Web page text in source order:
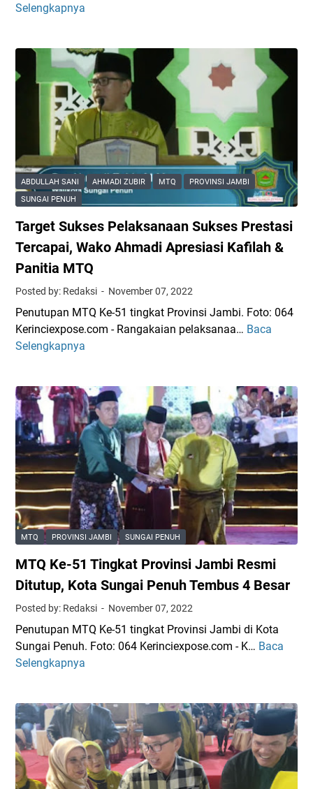
n
u
s
d
r
P
e
m
k
o
S
u
n
g
e
n
u
Selengkapnya
A
p
e
i
s
i
,
W
a
k
o
A
h
m
S
e
r
h
k
a
n
B
o
n
u
K
a
f
h
B
e
r
p
ABDULLAH SANI AHMADI ZUBIR MTQ
PROVINSI JAMBI
SUNGAI PENUH
Target Sukses Pelaksanaan Sukses Prestasi
Tercapai, Wako Ahmadi Apresiasi Kafilah &
Panitia MTQ
Posted by: Redaksi November 07, 2022
Penutupan MTQ Ke-51 tingkat Provinsi Jambi. Foto: 064
Kerinciexpose.com - Rangakaian pelaksanaa… Baca
Selengkapnya
T
e
t
S
k
s
e
s
P
e
a
s
a
n
S
u
k
s
e
MTQ PROVINSI JAMBI SUNGAI PENUH
MTQ Ke-51 Tingkat Provinsi Jambi Resmi
Ditutup, Kota Sungai Penuh Tembus 4 Besar
Posted by: Redaksi November 07, 2022
Penutupan MTQ Ke-51 tingkat Provinsi Jambi di Kota
Sungai Penuh. Foto: 064 Kerinciexpose.com - K… Baca
Selengkapnya
M
e
-
5
1
T